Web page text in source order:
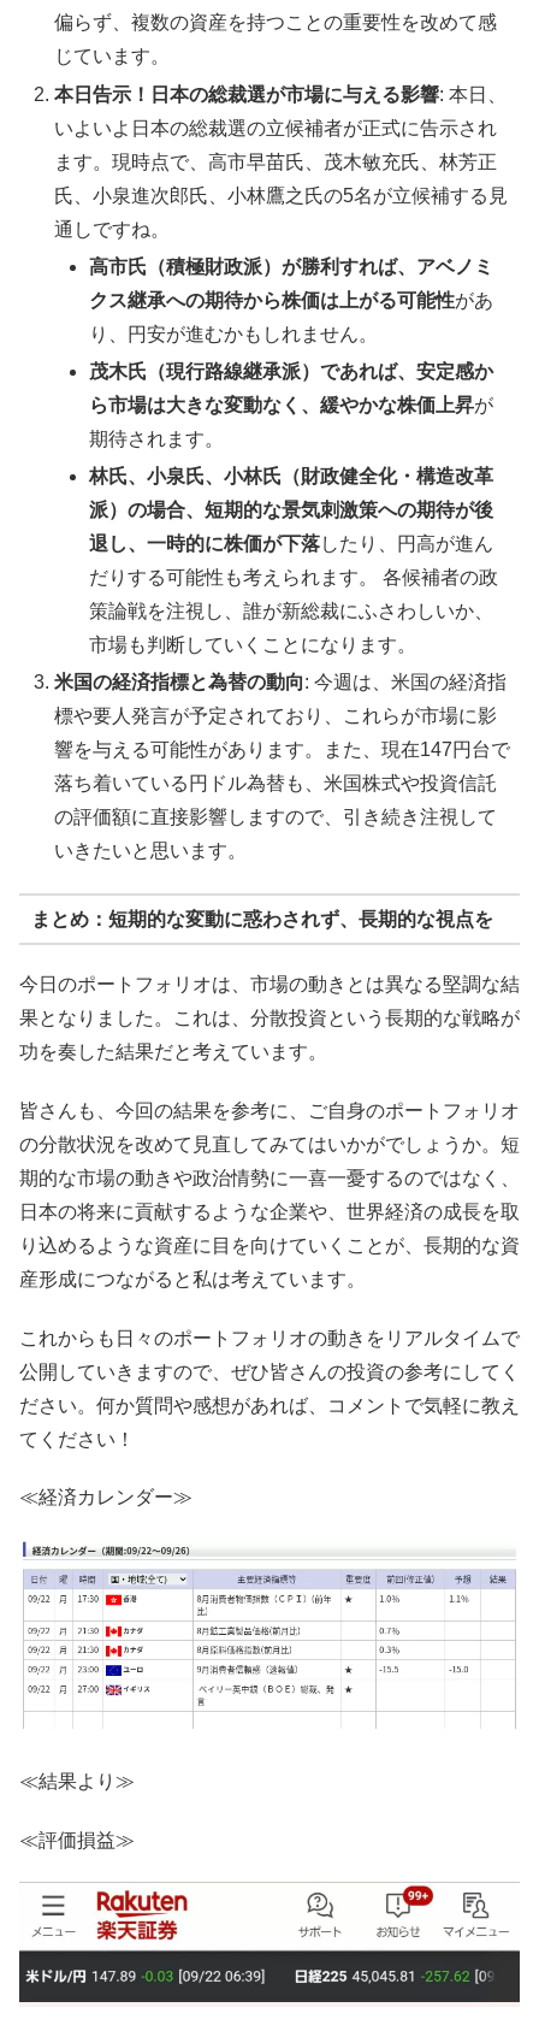
偏らず、複数の資産を持つことの重要性を改めて感
じています。
本日告示！日本の総裁選が市場に与える影響: 本日、
いよいよ日本の総裁選の立候補者が正式に告示され
ます。現時点で、高市早苗氏、茂木敏充氏、林芳正
氏、小泉進次郎氏、小林鷹之氏の5名が立候補する見
通しですね。
高市氏（積極財政派）が勝利すれば、アベノミ
クス継承への期待から株価は上がる可能性があ
り、円安が進むかもしれません。
茂木氏（現行路線継承派）であれば、安定感か
ら市場は大きな変動なく、緩やかな株価上昇が
期待されます。
林氏、小泉氏、小林氏（財政健全化・構造改革
派）の場合、短期的な景気刺激策への期待が後
退し、一時的に株価が下落したり、円高が進ん
だりする可能性も考えられます。 各候補者の政
策論戦を注視し、誰が新総裁にふさわしいか、
市場も判断していくことになります。
米国の経済指標と為替の動向: 今週は、米国の経済指
標や要人発言が予定されており、これらが市場に影
響を与える可能性があります。また、現在147円台で
落ち着いている円ドル為替も、米国株式や投資信託
の評価額に直接影響しますので、引き続き注視して
いきたいと思います。
まとめ：短期的な変動に惑わされず、長期的な視点を
今日のポートフォリオは、市場の動きとは異なる堅調な結
果となりました。これは、分散投資という長期的な戦略が
功を奏した結果だと考えています。
皆さんも、今回の結果を参考に、ご自身のポートフォリオ
の分散状況を改めて見直してみてはいかがでしょうか。短
期的な市場の動きや政治情勢に一喜一憂するのではなく、
日本の将来に貢献するような企業や、世界経済の成長を取
り込めるような資産に目を向けていくことが、長期的な資
産形成につながると私は考えています。
これからも日々のポートフォリオの動きをリアルタイムで
公開していきますので、ぜひ皆さんの投資の参考にしてく
ださい。何か質問や感想があれば、コメントで気軽に教え
てください！
≪経済カレンダー≫
≪結果より≫
≪評価損益≫